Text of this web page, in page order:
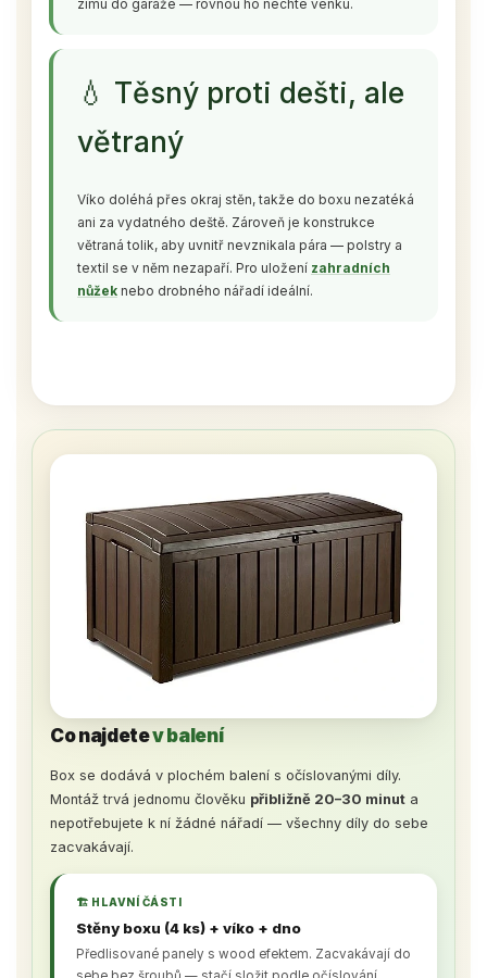
zimu do garáže — rovnou ho nechte venku.
💧 Těsný proti dešti, ale
větraný
Víko doléhá přes okraj stěn, takže do boxu nezatéká
ani za vydatného deště. Zároveň je konstrukce
větraná tolik, aby uvnitř nevznikala pára — polstry a
textil se v něm nezapaří. Pro uložení zahradních
nůžek nebo drobného nářadí ideální.
Co najdetev balení
Box se dodává v plochém balení s očíslovanými díly.
Montáž trvá jednomu člověku přibližně 20–30 minut a
nepotřebujete k ní žádné nářadí — všechny díly do sebe
zacvakávají.
🏗️ HLAVNÍ ČÁSTI
Stěny boxu (4 ks) + víko + dno
Předlisované panely s wood efektem. Zacvakávají do